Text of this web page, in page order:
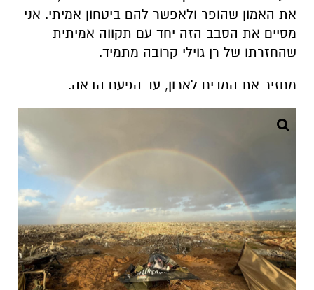
את האמון שהופר ולאפשר להם ביטחון אמיתי. אני
מסיים את הסבב הזה יחד עם תקווה אמיתית
שהחזרתו של רן גוילי קרובה מתמיד.
מחזיר את המדים לארון, עד הפעם הבאה.